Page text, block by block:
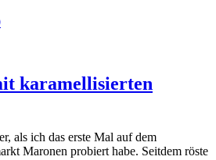
karamellisierten
als ich das erste Mal auf dem
Maronen probiert habe. Seitdem röste